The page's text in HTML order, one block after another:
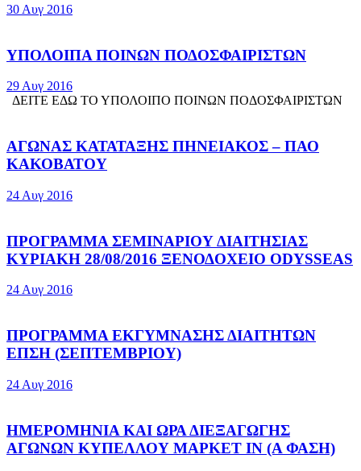
30 Αυγ 2016
ΥΠΟΛΟΙΠΑ ΠΟΙΝΩΝ ΠΟΔΟΣΦΑΙΡΙΣΤΩΝ
29 Αυγ 2016
ΔΕΙΤΕ ΕΔΩ ΤΟ ΥΠΟΛΟΙΠΟ ΠΟΙΝΩΝ ΠΟΔΟΣΦΑΙΡΙΣΤΩΝ
ΑΓΩΝΑΣ ΚΑΤΑΤΑΞΗΣ ΠΗΝΕΙΑΚΟΣ – ΠΑΟ
ΚΑΚΟΒΑΤΟΥ
24 Αυγ 2016
ΠΡΟΓΡΑΜΜΑ ΣΕΜΙΝΑΡΙΟΥ ΔΙΑΙΤΗΣΙΑΣ
ΚΥΡΙΑΚΗ 28/08/2016 ΞΕΝΟΔΟΧΕΙΟ ODYSSEAS
24 Αυγ 2016
ΠΡΟΓΡΑΜΜΑ ΕΚΓΥΜΝΑΣΗΣ ΔΙΑΙΤΗΤΩΝ
ΕΠΣΗ (ΣΕΠΤΕΜΒΡΙΟΥ)
24 Αυγ 2016
ΗΜΕΡΟΜΗΝΙΑ ΚΑΙ ΩΡΑ ΔΙΕΞΑΓΩΓΗΣ
ΑΓΩΝΩΝ ΚΥΠΕΛΛΟΥ ΜΑΡΚΕΤ ΙΝ (Α ΦΑΣΗ)